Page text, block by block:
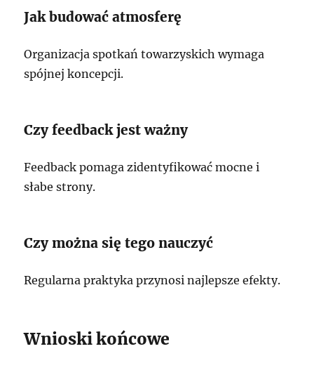
Jak budować atmosferę
Organizacja spotkań towarzyskich wymaga
spójnej koncepcji.
Czy feedback jest ważny
Feedback pomaga zidentyfikować mocne i
słabe strony.
Czy można się tego nauczyć
Regularna praktyka przynosi najlepsze efekty.
Wnioski końcowe